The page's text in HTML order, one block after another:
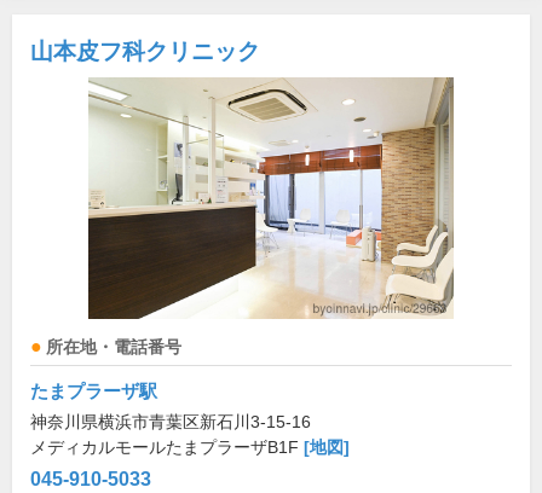
山本皮フ科クリニック
所在地・電話番号
たまプラーザ駅
神奈川県横浜市青葉区新石川3-15-16
メディカルモールたまプラーザB1F [地図]
045-910-5033